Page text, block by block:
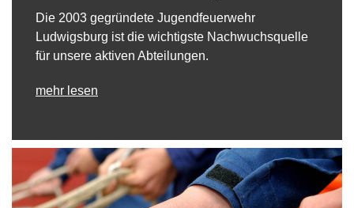
Die 2003 gegründete Jugendfeuerwehr
Ludwigsburg ist die wichtigste Nachwuchsquelle
für unsere aktiven Abteilungen.
mehr lesen